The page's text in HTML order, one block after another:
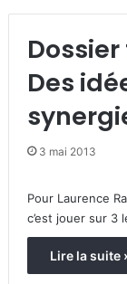
Des
3 mai 2013
Pour Laurence
c’est jouer sur 3
Lire la suite